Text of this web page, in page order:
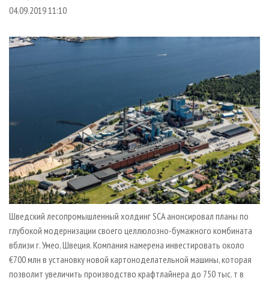
СУШКА ДРЕВЕСИНЫ
ДЕРЕВЯННОЕ ДОМОСТРОЕНИЕ
ИНСТРУМЕНТ И МАТЕРИАЛЫ
ПЕРСОНЫ
ОФИЦИАЛЬНЫЕ ДЕЛЕГАЦИИ
ГАЗЕТА ЛЕСПРОМФОРУМ
БИБЛИОТЕКА СПЕЦИАЛИСТА
КОНТАКТЫ
РЕКЛАМА
04.09.2019 11:10
Шведский лесопромышленный холдинг SCA анонсировал планы по
глубокой модернизации своего целлюлозно-бумажного комбината
вблизи г. Умео, Швеция. Компания намерена инвестировать около
€700 млн в установку новой картоноделательной машины, которая
позволит увеличить производство крафтлайнера до 750 тыс. т в